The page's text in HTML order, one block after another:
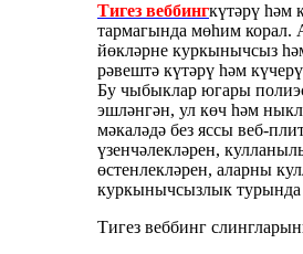
Тигез веббингкүтәрү һәм
тармагында мөһим корал.
йөкләрне куркынычсыз
рәвештә күтәрү һәм
Бу чыбыклар югары
эшләнгән, ул көч һәм
мәкаләдә без яссы веб-
үзенчәлекләрен,
өстенлекләрен, аларны
куркынычсызлык турында
Тигез веббинг